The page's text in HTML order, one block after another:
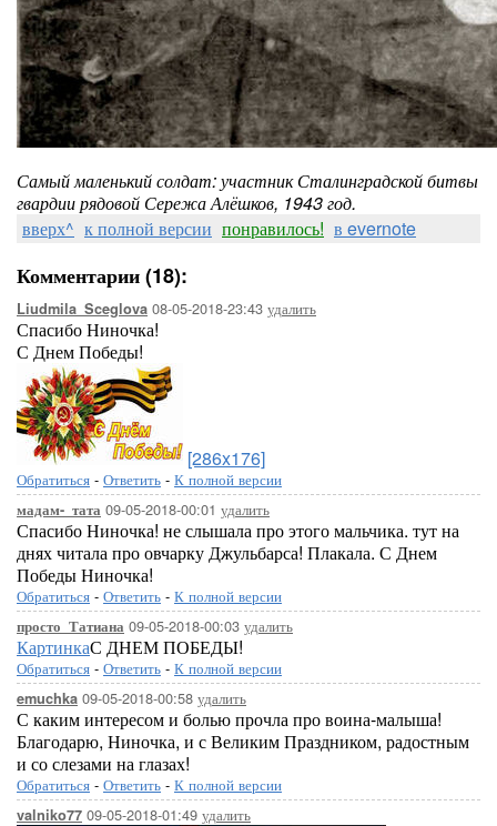
Самый маленький солдат: участник Сталинградской битвы
гвардии рядовой Сережа Алёшков, 1943 год.
вверх^ к полной версии понравилось! в evernote
Комментарии (18):
Liudmila_Sceglova 08-05-2018-23:43 удалить
Спасибо Ниночка!
С Днем Победы!
[286x176]
Обратиться - Ответить - К полной версии
мадам-_тата 09-05-2018-00:01 удалить
Спасибо Ниночка! не слышала про этого мальчика. тут на
днях читала про овчарку Джульбарса! Плакала. С Днем
Победы Ниночка!
Обратиться - Ответить - К полной версии
просто_Татиана 09-05-2018-00:03 удалить
КартинкаС ДНЕМ ПОБЕДЫ!
Обратиться - Ответить - К полной версии
emuchka 09-05-2018-00:58 удалить
С каким интересом и болью прочла про воина-малыша!
Благодарю, Ниночка, и с Великим Праздником, радостным
и со слезами на глазах!
Обратиться - Ответить - К полной версии
valniko77 09-05-2018-01:49 удалить